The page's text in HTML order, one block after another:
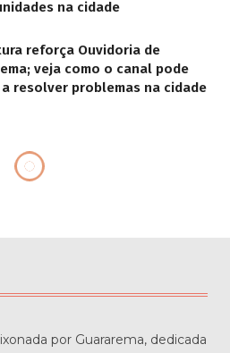
na cidade
reforça Ouvidoria de
veja como o canal pode
resolver problemas na cidade
gratuito